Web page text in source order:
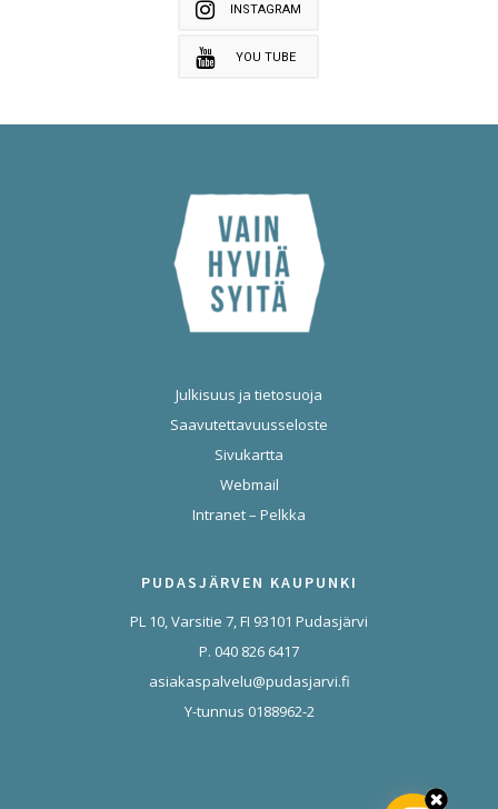
INSTAGRAM
YOU TUBE
Julkisuus ja tietosuoja
Saavutettavuusseloste
Sivukartta
Webmail
Intranet – Pelkka
PUDASJÄRVEN KAUPUNKI
PL 10, Varsitie 7, FI 93101 Pudasjärvi
P. 040 826 6417
asiakaspalvelu@pudasjarvi.fi
Y-tunnus 0188962-2